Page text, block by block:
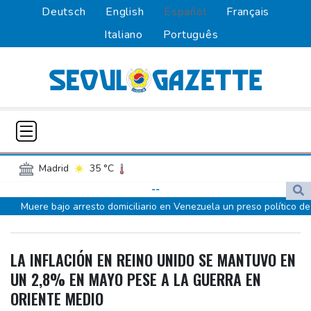
Deutsch English Español
Français
Italiano
Português
Madrid
35 °C
34 °C
Sevilla
37 °C Madeira
32 °C
Cusco
10 °C Iquitos
25 °C
Arequipa
19 °C Bogota
12 °C
Medellin
37 °C
--
Muere bajo arresto domiciliario en Venezuela un preso político de
Diomandé
El mexicano Del Toro renueva con el UAE hasta 2031
El doloroso baile de cifras de desaparecidos en los sismos en
LA INFLACIÓN EN REINO UNIDO SE MANTUVO EN
UN 2,8% EN MAYO PESE A LA GUERRA EN
ORIENTE MEDIO